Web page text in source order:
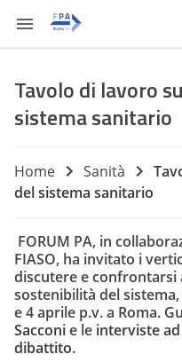
Tavolo di lavoro
sistema sanitario
Home Sanità
del sistema sanitario
FORUM PA, in
FIASO, ha invitato i
discutere e confrontarsi
sostenibilità del
e 4 aprile p.v. a Roma.
Sacconie le interviste
dibattito.